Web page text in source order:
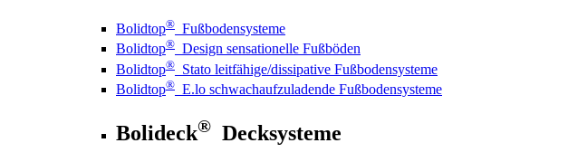
Bolidtop® Fußbodensysteme
Bolidtop® Design sensationelle Fußböden
Bolidtop® Stato leitfähige/dissipative Fußbodensysteme
Bolidtop® E.lo schwachaufzuladende Fußbodensysteme
Bolideck® Decksysteme